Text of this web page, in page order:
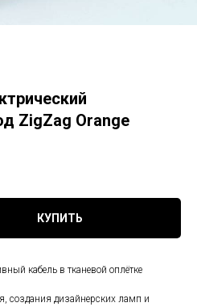
ZigZag Orange
КУПИТЬ
кабель в тканевой оплётке
создания дизайнерских ламп и